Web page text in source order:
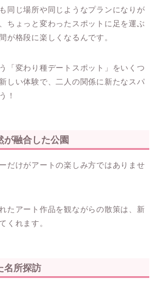
同じ場所や同じようなプランになりが
ちょっと変わったスポットに足を運ぶ
が格段に楽しくなるんです。
「変わり種デートスポット」をいくつ
しい体験で、二人の関係に新たなスパ
！
が融合した公園
だけがアートの楽しみ方ではありませ
たアート作品を観ながらの散策は、新
くれます。
名所探訪